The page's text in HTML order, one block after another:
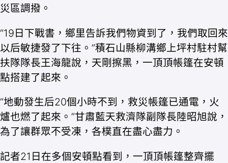
災區調撥。
“19日下戰書，鄉里告訴我們物資到了，我們取回來
以后敏捷發了下往。”積石山縣柳溝鄉上坪村駐村幫
扶隊隊長王海龍說，天剛擦黑，一頂頂帳篷在安頓
點搭建了起來。
“地動發生后20個小時不到，救災帳篷已通電，火
爐也燃了起來。”甘肅藍天救濟隊副隊長陸昭旭說，
為了讓群眾不受凍，各樸直在盡心盡力。
記者21日在多個安頓點看到，一頂頂帳篷整齊擺